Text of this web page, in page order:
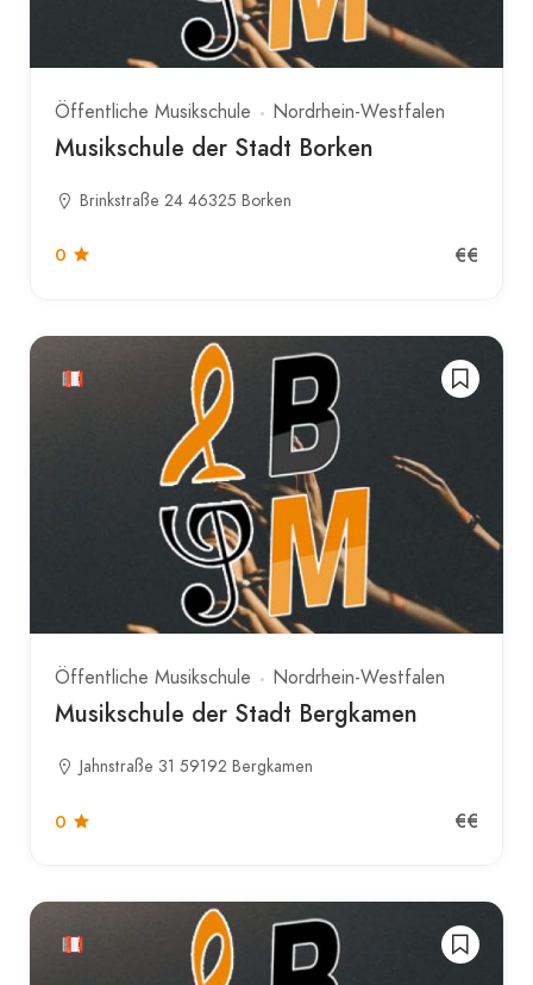
Öffentliche Musikschule Nordrhein-Westfalen
Musikschule der Stadt Borken
Brinkstraße 24 46325 Borken
0 €€
Öffentliche Musikschule Nordrhein-Westfalen
Musikschule der Stadt Bergkamen
Jahnstraße 31 59192 Bergkamen
0 €€